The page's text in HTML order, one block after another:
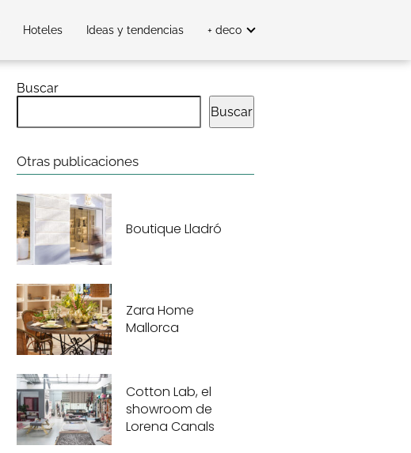
Hoteles Ideas y tendencias + deco
Buscar
Buscar
Otras publicaciones
Boutique Lladró
Zara Home
Mallorca
Cotton Lab, el
showroom de
Lorena Canals